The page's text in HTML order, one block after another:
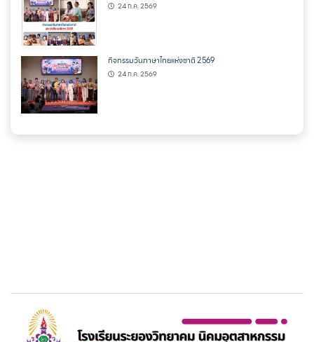
24 ก.ค. 2569
กิจกรรมวันภาษาไทยแห่งชาติ 2569
24 ก.ค. 2569